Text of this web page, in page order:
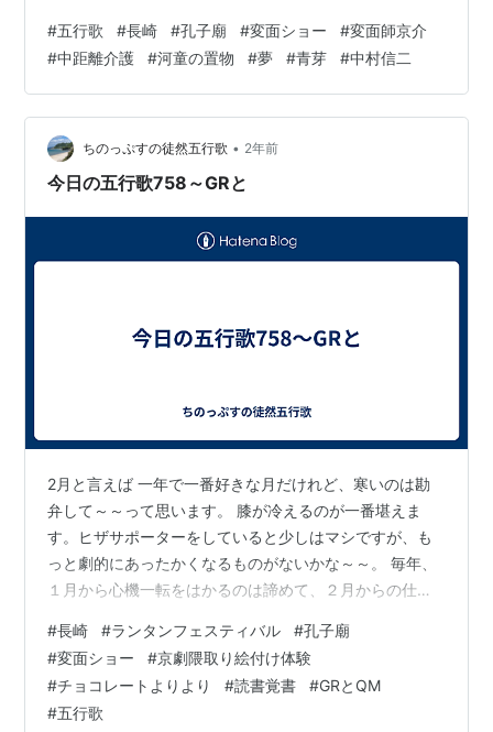
プしています。 宜しかったらご覧ください。
www.youtube.com ラストの方で、面が目の前で変わっ
たのにはビックリ！！ 間近で見ていても全くわかりませ
んでした。 変面ショーの後、博物館は見学しなかったの
に、土産品コーナーにはしっかり立ち寄って、河童の置
物を買ってしまいました。 …
#五行歌 #長崎 #孔子廟 #変面ショー #変面師京介
#中距離介護 #河童の置物 #夢 #青芽 #中村信二
ちのっぷすの徒然五行歌 • 2年前
今日の五行歌758～GRと
2月と言えば 一年で一番好きな月だけれど、寒いのは勘
弁して～～って思います。 膝が冷えるのが一番堪えま
す。ヒザサポーターをしていると少しはマシですが、も
っと劇的にあったかくなるものがないかな～～。 毎年、
１月から心機一転をはかるのは諦めて、２月からの仕切
に・・・（で、今度は４月からとか言ってるうちに１年
が終わってしまう・・・） 今日も起床は８時半。夫は５
時半前には起きているのですから、同時に起きればいい
ものを、３時間以上無駄に時間を浪費しています。 ９時
#長崎 #ランタンフェスティバル #孔子廟
#変面ショー #京劇隈取り絵付け体験
#チョコレートよりより #読書覚書 #GRとQM
#五行歌